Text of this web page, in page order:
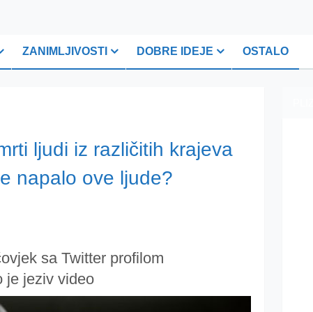
ZANIMLJIVOSTI DOBRE IDEJE OSTALO
ljudi iz različitih krajeva
napalo ove ljude?
sa Twitter profilom
je jeziv video